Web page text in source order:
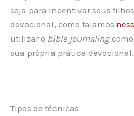
seja para incentivar seus
devocional, como falamos
utilizar o bible journaling
sua própria prática devocional.
Tipos de técnicas